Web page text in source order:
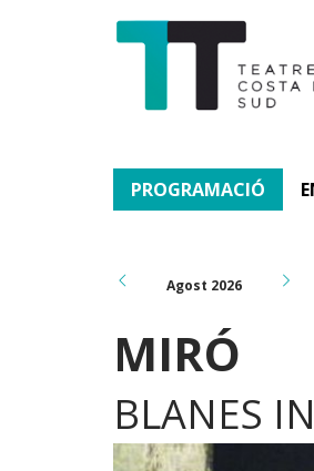
PROGRAMACIÓ
Agost 2026
MIRÓ
BLANES